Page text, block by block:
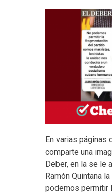
En varias páginas
comparte una
Deber, en la se le
Ramón Quintana
podemos permitir